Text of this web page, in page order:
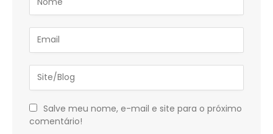
Salve meu nome, e-mail e site para o próximo
comentário!